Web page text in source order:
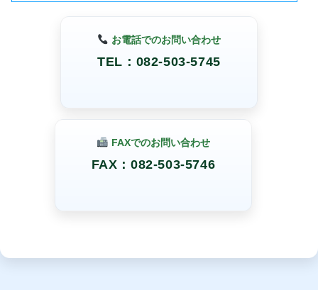
お電話でのお問い合わせ
TEL：082-503-5745
FAXでのお問い合わせ
FAX：082-503-5746